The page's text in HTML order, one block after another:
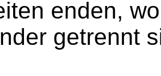
enden,
getrennt